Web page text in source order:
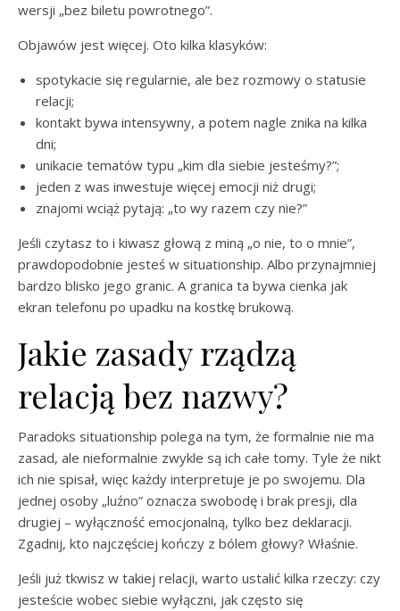
wersji „bez biletu powrotnego”.
Objawów jest więcej. Oto kilka klasyków:
spotykacie się regularnie, ale bez rozmowy o statusie
relacji;
kontakt bywa intensywny, a potem nagle znika na kilka
dni;
unikacie tematów typu „kim dla siebie jesteśmy?”;
jeden z was inwestuje więcej emocji niż drugi;
znajomi wciąż pytają: „to wy razem czy nie?”
Jeśli czytasz to i kiwasz głową z miną „o nie, to o mnie”,
prawdopodobnie jesteś w situationship. Albo przynajmniej
bardzo blisko jego granic. A granica ta bywa cienka jak
ekran telefonu po upadku na kostkę brukową.
Jakie zasady rządzą
relacją bez nazwy?
Paradoks situationship polega na tym, że formalnie nie ma
zasad, ale nieformalnie zwykle są ich całe tomy. Tyle że nikt
ich nie spisał, więc każdy interpretuje je po swojemu. Dla
jednej osoby „luźno” oznacza swobodę i brak presji, dla
drugiej – wyłączność emocjonalną, tylko bez deklaracji.
Zgadnij, kto najczęściej kończy z bólem głowy? Właśnie.
Jeśli już tkwisz w takiej relacji, warto ustalić kilka rzeczy: czy
jesteście wobec siebie wyłączni, jak często się